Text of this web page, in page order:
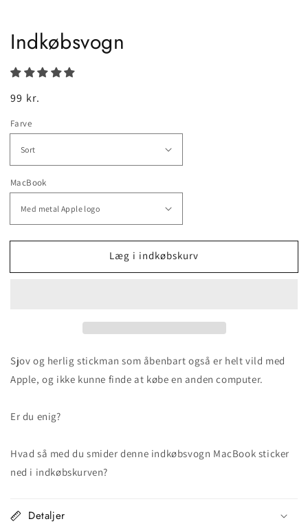
Indkøbsvogn
Normalpris
99 kr.
Farve
MacBook
Læg i indkøbskurv
Sjov og herlig stickman som åbenbart også er helt vild med
Apple, og ikke kunne finde at købe en anden computer.
Er du enig?
Hvad så med du smider denne indkøbsvogn MacBook sticker
ned i indkøbskurven?
Detaljer